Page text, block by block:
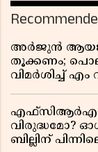
അർജുൻ
തൂക്കണം;
വിമർശിച്ച്
എഫ്സിആർഎ
വിരുദ്ധമോ?
ബില്ലിന്